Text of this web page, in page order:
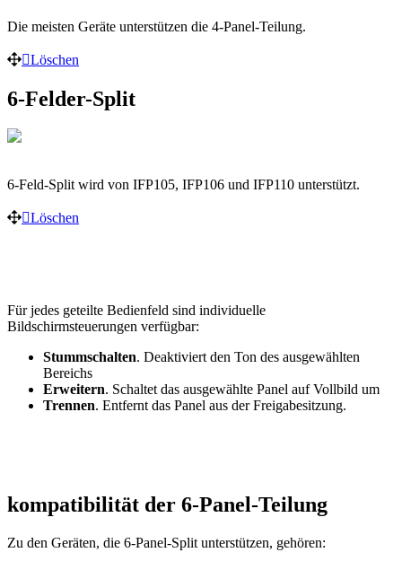
Die meisten Geräte unterstützen die 4-Panel-Teilung.
Löschen
6-Felder-Split
6-Feld-Split wird von IFP105, IFP106 und IFP110 unterstützt.
Löschen
Für jedes geteilte Bedienfeld sind individuelle
Bildschirmsteuerungen verfügbar:
Stummschalten. Deaktiviert den Ton des ausgewählten
Bereichs
Erweitern. Schaltet das ausgewählte Panel auf Vollbild um
Trennen. Entfernt das Panel aus der Freigabesitzung.
kompatibilität der 6-Panel-Teilung
Zu den Geräten, die 6-Panel-Split unterstützen, gehören: